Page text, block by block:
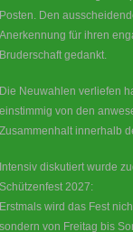
Posten. Den
Anerkennung für ihren
Bruderschaft gedankt.
Die Neuwahlen verliefen
einstimmig von den
Zusammenhalt innerhalb
Intensiv diskutiert wurde
Schützenfest 2027:
Erstmals wird das Fest
sondern von Freitag bis